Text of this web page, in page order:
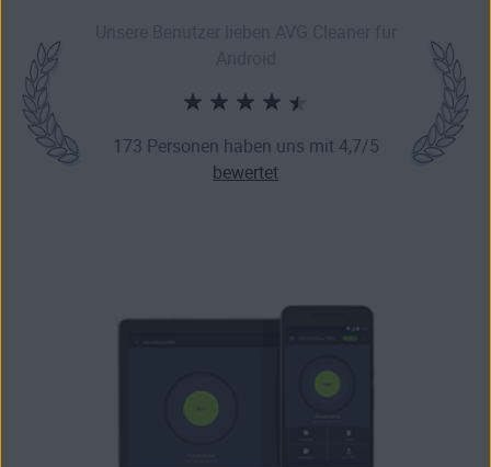
173 Personen haben uns mit 4,7/5
bewertet